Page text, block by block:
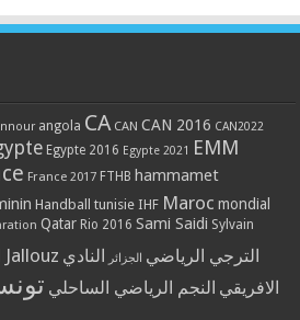
angola CA CAN CAN 2016 CAN2022
Egypte 2016 Egypte 2021 EMM
France 2017 FTHB hammamet
Handball tunisie IHF Maroc mondial
Qatar Rio 2016 Sami Saidi Sylvain
Jallouz الترجي الرياضي الجزائر
النادي
الافريقي النجم الرياضي الساحلي